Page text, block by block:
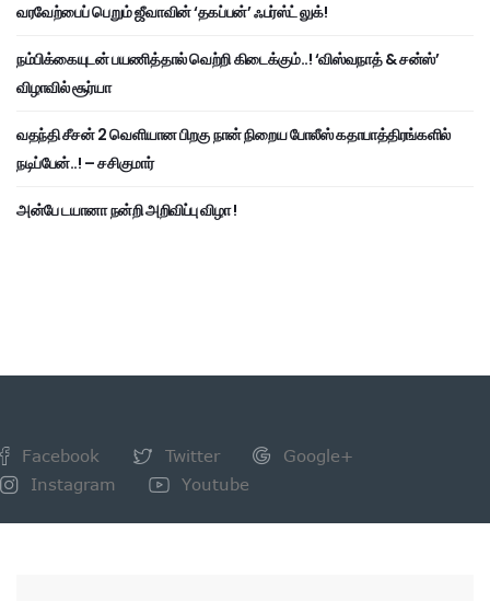
வரவேற்பைப் பெறும் ஜீவாவின் ‘தகப்பன்’ ஃபர்ஸ்ட் லுக்!
நம்பிக்கையுடன் பயணித்தால் வெற்றி கிடைக்கும்..! ‘விஸ்வநாத் & சன்ஸ்’
விழாவில் சூர்யா
வதந்தி சீசன் 2 வெளியான பிறகு நான் நிறைய போலீஸ் கதாபாத்திரங்களில்
நடிப்பேன்..! – சசிகுமார்
அன்பே டயானா நன்றி அறிவிப்பு விழா !
Facebook Twitter
Google+
Instagram
Youtube